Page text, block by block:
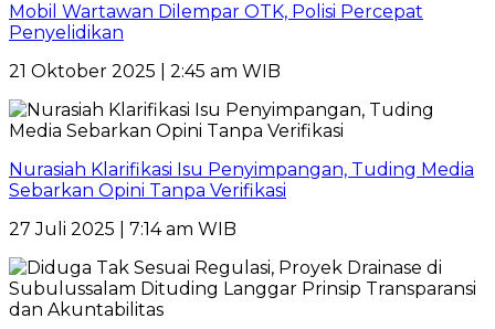
Mobil Wartawan Dilempar OTK, Polisi Percepat
Penyelidikan
21 Oktober 2025 | 2:45 am WIB
Nurasiah Klarifikasi Isu Penyimpangan, Tuding Media
Sebarkan Opini Tanpa Verifikasi
27 Juli 2025 | 7:14 am WIB